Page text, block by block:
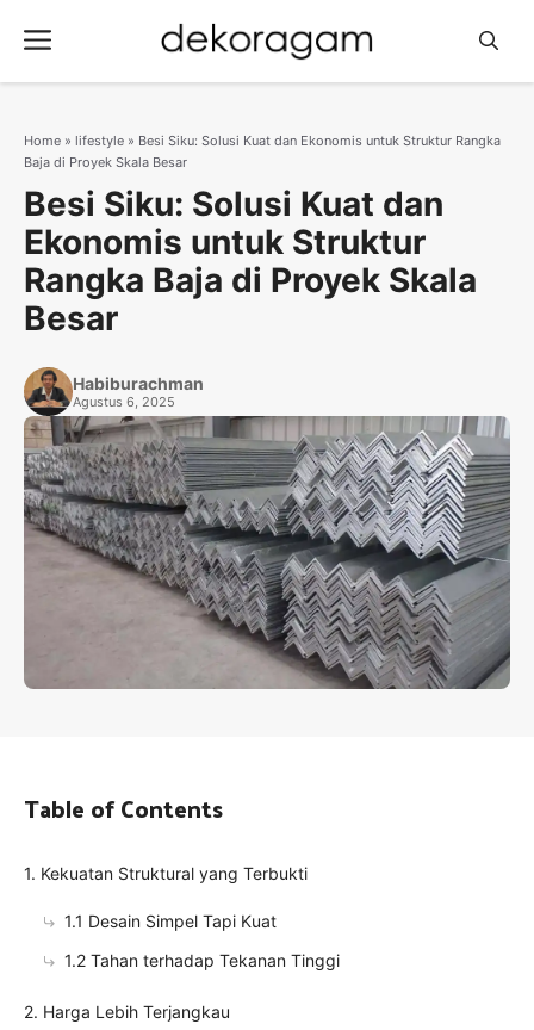
Menu
Home » lifestyle » Besi Siku: Solusi Kuat dan Ekonomis untuk Struktur Rangka
Baja di Proyek Skala Besar
Besi Siku: Solusi Kuat dan
Ekonomis untuk Struktur
Rangka Baja di Proyek Skala
Besar
Habiburachman
Agustus 6, 2025
Table of Contents
1. Kekuatan Struktural yang Terbukti
1.1 Desain Simpel Tapi Kuat
1.2 Tahan terhadap Tekanan Tinggi
2. Harga Lebih Terjangkau